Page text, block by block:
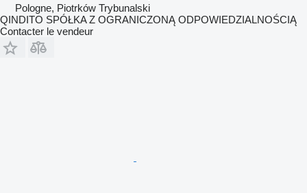
Pologne, Piotrków Trybunalski
QINDITO SPÓŁKA Z OGRANICZONĄ ODPOWIEDZIALNOŚCIĄ
Contacter le vendeur